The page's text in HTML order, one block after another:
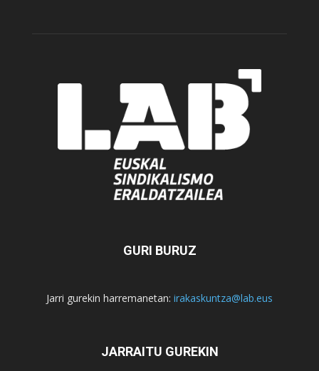
GURI BURUZ
Jarri gurekin harremanetan: irakaskuntza@lab.eus
JARRAITU GUREKIN